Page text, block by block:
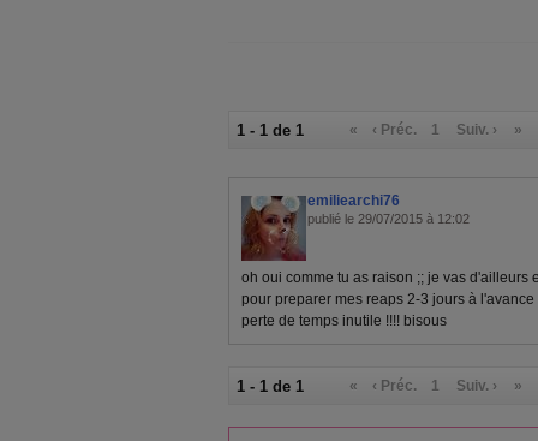
1 - 1 de 1 « ‹ Préc. 1 Suiv. › »
emiliearchi76
publié le 29/07/2015 à 12:02
oh oui comme tu as raison ;; je vas d'ailleurs
pour preparer mes reaps 2-3 jours à
perte de temps inutile !!!! bisous
1 - 1 de 1 « ‹ Préc. 1 Suiv. › »